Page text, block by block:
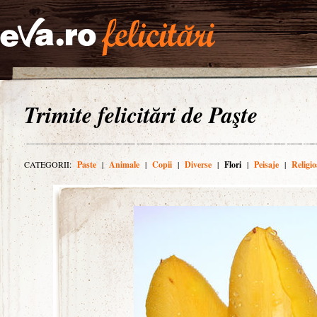
Trimite felicitări de Paşte
CATEGORII: Paste | Animale | Copii | Diverse | Flori | Peisaje |